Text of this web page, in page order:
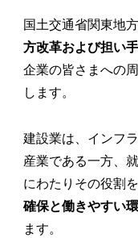
国土交通省関東地
方改革および担い
企業の皆さまへの
します。
建設業は、インフ
産業である一方、
にわたりその役割
確保と働きやすい
ます。